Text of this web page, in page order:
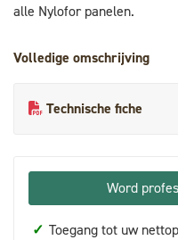
alle Nylofor panelen.
Volledige omschrijving
Technische fiche
Word
✓ Toegang tot uw